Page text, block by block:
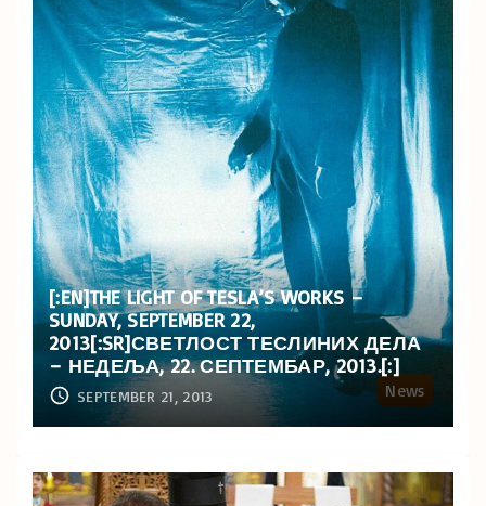
News
[:EN]THE LIGHT OF TESLA’S WORKS –
SUNDAY, SEPTEMBER 22,
2013[:SR]СВЕТЛОСТ ТЕСЛИНИХ ДЕЛА
– НЕДЕЉА, 22. СЕПТЕМБАР, 2013.[:]
SEPTEMBER 21, 2013